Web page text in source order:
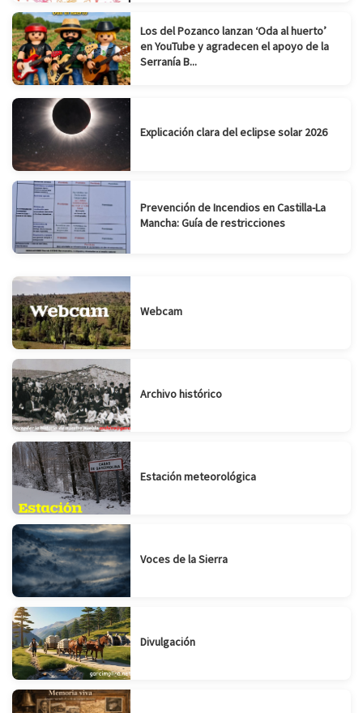
Los del Pozanco lanzan ‘Oda al huerto’
en YouTube y agradecen el apoyo de la
Serranía B...
Explicación clara del eclipse solar 2026
Prevención de Incendios en Castilla-La
Mancha: Guía de restricciones
Webcam
Archivo histórico
Estación meteorológica
Voces de la Sierra
Divulgación